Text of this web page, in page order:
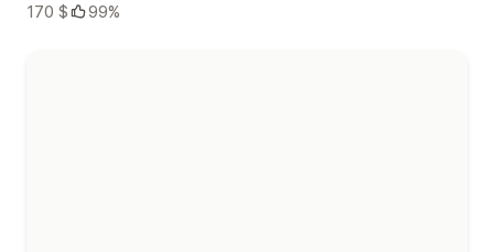
170 $
99%